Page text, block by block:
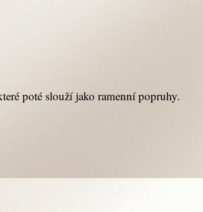
poté slouží jako ramenní popruhy.